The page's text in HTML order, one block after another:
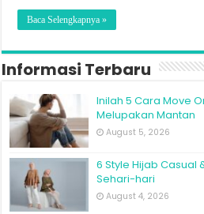
Baca Selengkapnya »
Informasi Terbaru
Inilah 5 Cara Move
Melupakan Mantan
August 5, 2026
6 Style Hijab Casual
Sehari-hari
August 4, 2026